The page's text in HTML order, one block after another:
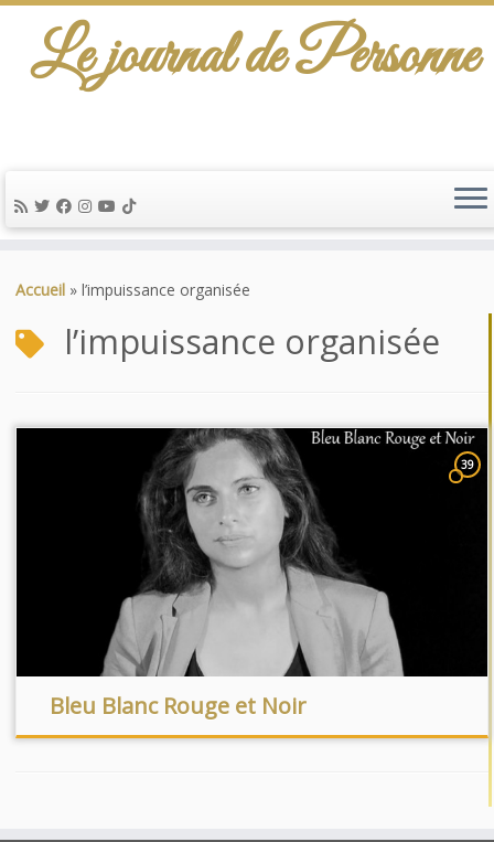
au
Le journal de Personne
Accueil » l’impuissance organisée
l’impuissance organisée
39
Bleu Blanc Rouge et Noir